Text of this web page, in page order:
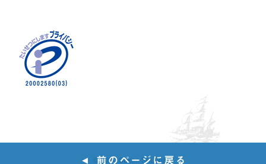
© 2020 Suken Shuppan.